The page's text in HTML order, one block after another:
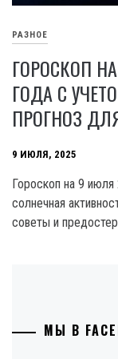
РАЗНОЕ
ГОРОСКОП
ГОДА С
ПРОГНОЗ
9 ИЮЛЯ, 2025
Гороскоп на 9
солнечная
советы и
МЫ В